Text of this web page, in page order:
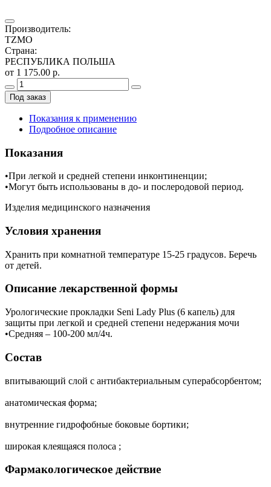
Производитель:
TZMO
Страна:
РЕСПУБЛИКА ПОЛЬША
от 1 175.00 р.
Под заказ
Показания к применению
Подробное описание
Показания
•При легкой и средней степени инконтиненции;
•Могут быть использованы в до- и послеродовой период.
Изделия медицинского назначения
Условия хранения
Хранить при комнатной температуре 15-25 градусов. Беречь
от детей.
Описание лекарственной формы
Урологические прокладки Seni Lady Plus (6 капель) для
защиты при легкой и средней степени недержания мочи
•Средняя – 100-200 мл/4ч.
Состав
впитывающий слой с антибактериальным суперабсорбентом;
анатомическая форма;
внутренние гидрофобные боковые бортики;
широкая клеящаяся полоса ;
Фармакологическое действие